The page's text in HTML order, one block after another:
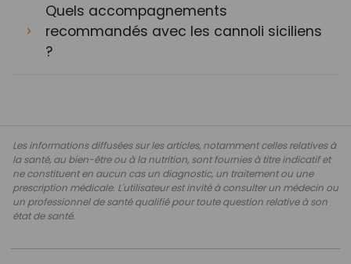
Quels accompagnements
recommandés avec les cannoli siciliens
?
Les informations diffusées sur les articles, notamment celles relatives à
la santé, au bien-être ou à la nutrition, sont fournies à titre indicatif et
ne constituent en aucun cas un diagnostic, un traitement ou une
prescription médicale. L'utilisateur est invité à consulter un médecin ou
un professionnel de santé qualifié pour toute question relative à son
état de santé.